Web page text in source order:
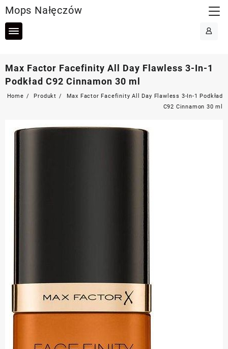
to
content
Mops Nałęczów
Max Factor Facefinity All Day Flawless 3-In-1
Podkład C92 Cinnamon 30 ml
Home Produkt
Max Factor Facefinity All Day Flawless 3-In-1 Podkład
C92 Cinnamon 30 ml